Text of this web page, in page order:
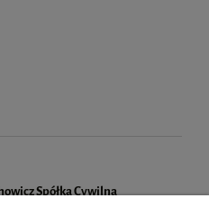
Spółka Cywilna